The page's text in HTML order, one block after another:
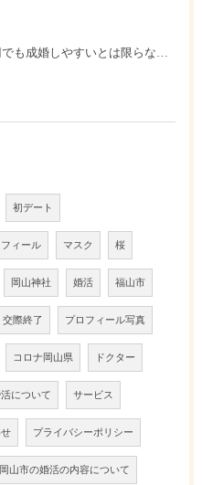
年収1000万円でも成婚しやすいとは限らない? 「年収帯別の成婚率」のリアル
初デート
ィール マスク 桜
岡山神社 婚活 福山市
交際終了 プロフィール写真
コロナ岡山県 ドクター
について サービス
プライバシーポリシー
岡山市の婚活の内容について